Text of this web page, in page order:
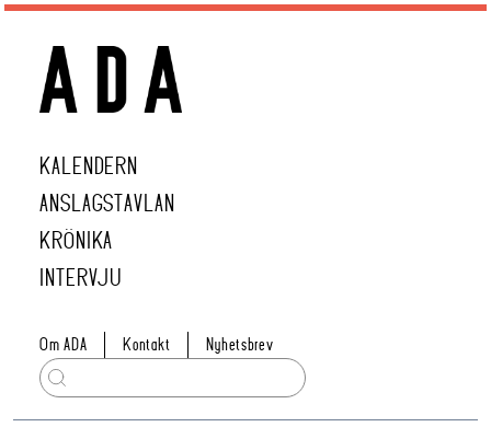
KALENDERN
ANSLAGSTAVLAN
KRÖNIKA
INTERVJU
Om ADA Kontakt Nyhetsbrev